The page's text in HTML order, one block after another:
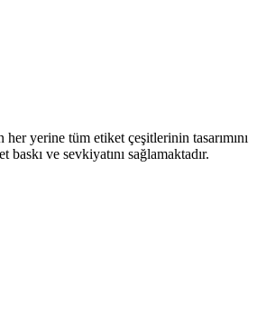
yerine tüm etiket çeşitlerinin tasarımını
baskı ve sevkiyatını sağlamaktadır.